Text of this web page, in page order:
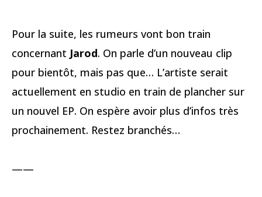
Pour la suite, les rumeurs vont bon train
concernant Jarod. On parle d’un nouveau clip
pour bientôt, mais pas que… L’artiste serait
actuellement en studio en train de plancher sur
un nouvel EP. On espère avoir plus d’infos très
prochainement. Restez branchés…
——